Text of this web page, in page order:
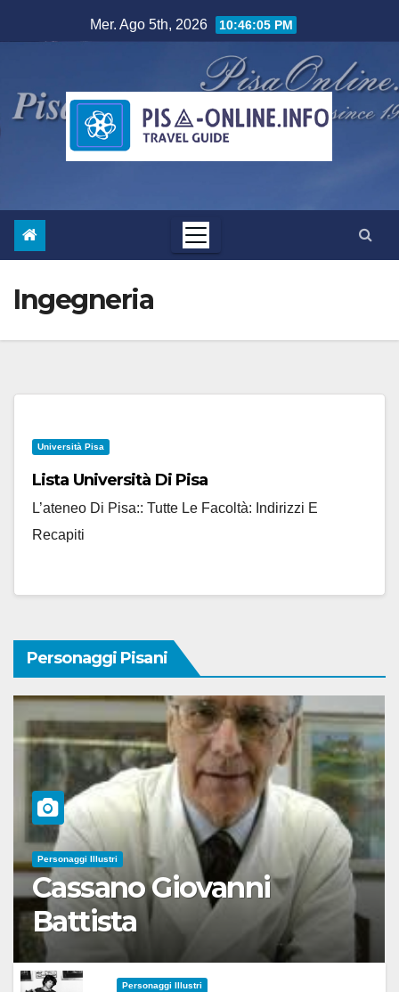
al
Mer. Ago 5th, 2026 10:46:06 PM
Ingegneria
Università Pisa
Lista Università Di Pisa
L’ateneo Di Pisa:: Tutte Le Facoltà: Indirizzi E
Recapiti
Personaggi Pisani
Personaggi Illustri
Cassano Giovanni
Battista
Personaggi Illustri